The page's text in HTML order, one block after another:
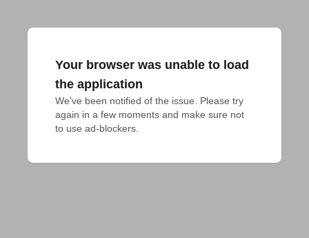
Your browser was unable to load
the application
We've been notified of the issue. Please try
again in a few moments and make sure not
to use ad-blockers.